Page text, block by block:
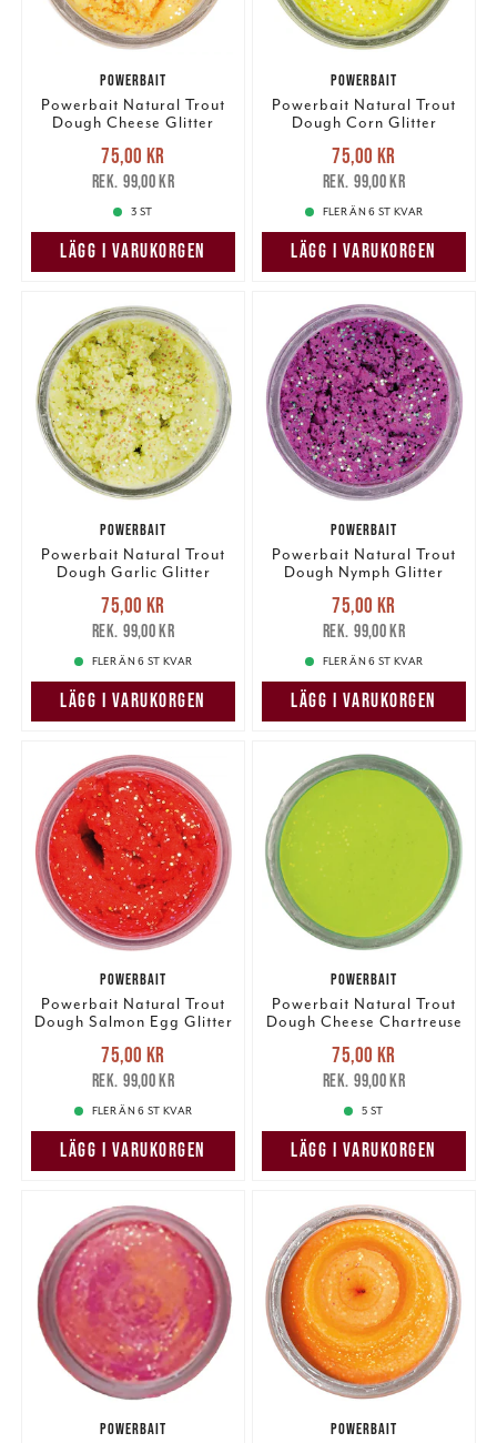
POWERBAIT
Powerbait Natural Trout
Dough Cheese Glitter
Nuvarande pris
75,00 krTidigare pris
99,00 kr
75,00 kr
99,00 kr
3 ST
LÄGG I VARUKORGEN
POWERBAIT
Powerbait Natural Trout
Dough Corn Glitter
Nuvarande pris
75,00 krTidigare pris
99,00 kr
75,00 kr
99,00 kr
FLER ÄN 6 ST KVAR
LÄGG I VARUKORGEN
POWERBAIT
Powerbait Natural Trout
Dough Garlic Glitter
Nuvarande pris
75,00 krTidigare pris
99,00 kr
75,00 kr
99,00 kr
FLER ÄN 6 ST KVAR
LÄGG I VARUKORGEN
POWERBAIT
Powerbait Natural Trout
Dough Nymph Glitter
Nuvarande pris
75,00 krTidigare pris
99,00 kr
75,00 kr
99,00 kr
FLER ÄN 6 ST KVAR
LÄGG I VARUKORGEN
POWERBAIT
Powerbait Natural Trout
Dough Salmon Egg Glitter
Nuvarande pris
75,00 krTidigare pris
99,00 kr
75,00 kr
99,00 kr
FLER ÄN 6 ST KVAR
LÄGG I VARUKORGEN
POWERBAIT
Powerbait Natural Trout
Dough Cheese Chartreuse
Nuvarande pris
75,00 krTidigare pris
99,00 kr
75,00 kr
99,00 kr
5 ST
LÄGG I VARUKORGEN
POWERBAIT POWERBAIT